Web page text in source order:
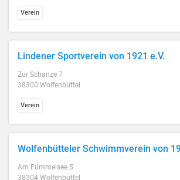
Verein
Lindener Sportverein von 1921 e.V.
Zur Schanze 7
38300 Wolfenbüttel
Verein
Wolfenbütteler Schwimmverein von
Am Fümmelsee 5
38304 Wolfenbüttel